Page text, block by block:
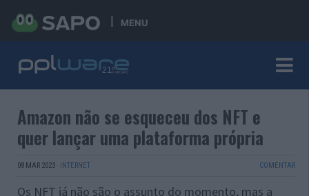
MENU
Amazon não se esqueceu dos NFT e
quer lançar uma plataforma própria
08 MAR 2023 · INTERNET COMENTAR
Os NFT já não são o assunto do momento, mas a